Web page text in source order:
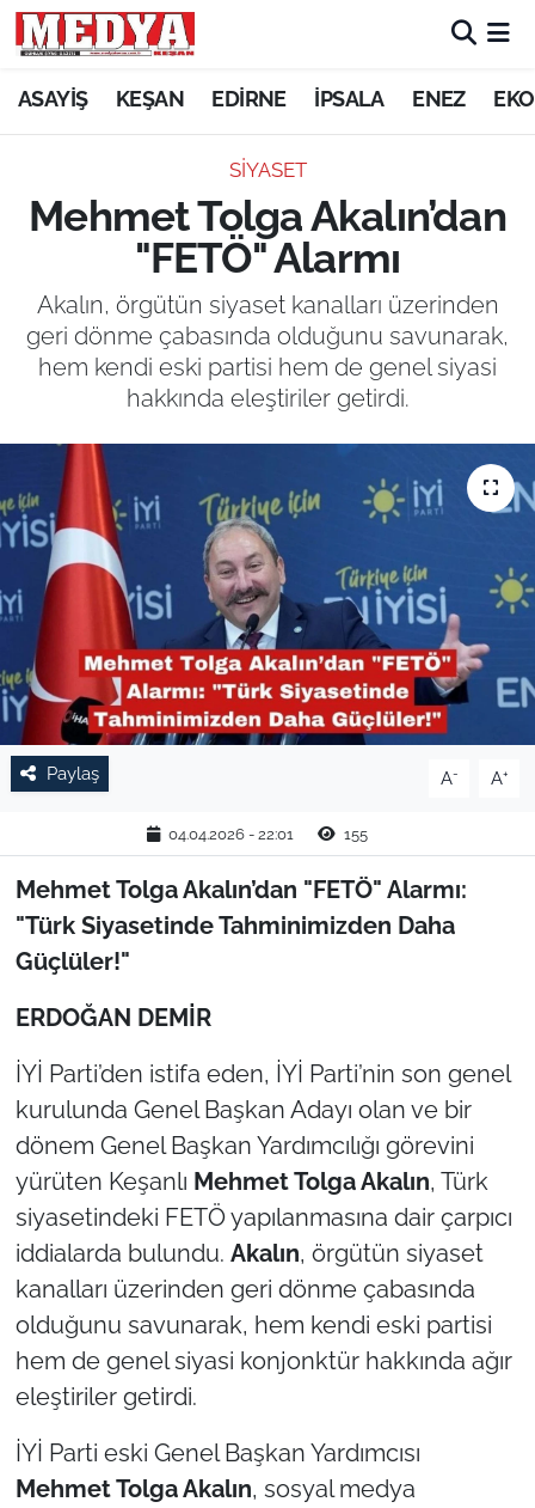
ASAYİŞ KEŞAN EDİRNE İPSALA ENEZ
SİYASET
Mehmet Tolga Akalın’dan
"FETÖ" Alarmı
Akalın, örgütün siyaset kanalları üzerinden
geri dönme çabasında olduğunu savunarak,
hem kendi eski partisi hem de genel siyasi
hakkında eleştiriler getirdi.
Paylaş A- A+
04.04.2026 - 22:01 155
Mehmet Tolga Akalın’dan "FETÖ" Alarmı:
"Türk Siyasetinde Tahminimizden Daha
Güçlüler!"
ERDOĞAN DEMİR
İYİ Parti’den istifa eden, İYİ Parti’nin son genel
kurulunda Genel Başkan Adayı olan ve bir
dönem Genel Başkan Yardımcılığı görevini
yürüten Keşanlı Mehmet Tolga Akalın, Türk
siyasetindeki FETÖ yapılanmasına dair çarpıcı
iddialarda bulundu. Akalın, örgütün siyaset
kanalları üzerinden geri dönme çabasında
olduğunu savunarak, hem kendi eski partisi
hem de genel siyasi konjonktür hakkında ağır
eleştiriler getirdi.
İYİ Parti eski Genel Başkan Yardımcısı
Mehmet Tolga Akalın, sosyal medya
KEŞAN
ASAYİŞ
GÜNDEM
EKONOMİ
SAĞLIK
EĞİTİM
TARIM VE HAYVANCILIK
KÜLTÜR SANAT
RESMİ İLAN
SPOR
EDİRNE
TEKİRDAĞ
KIRKLARELİ
ÇANAKKALE
Bölge
Güvenlik
Genel
Politika
Dış Haberler